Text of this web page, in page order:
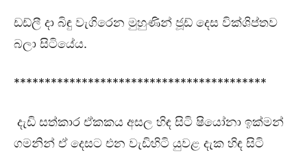
ඩඩ්ලී දා බිඳු වැගිරෙන මුහුණින් ජූඩ් දෙස වික්ශිප්තව
බලා සිටියේය.
*****************************************
දැඩි සත්කාර ඒකකය අසල හිඳ සිටි ෂියෝනා ඉක්මන්
ගමනින් ඒ දෙසට එන වැඩිහිටි යුවළ දැක හිඳ සිටි